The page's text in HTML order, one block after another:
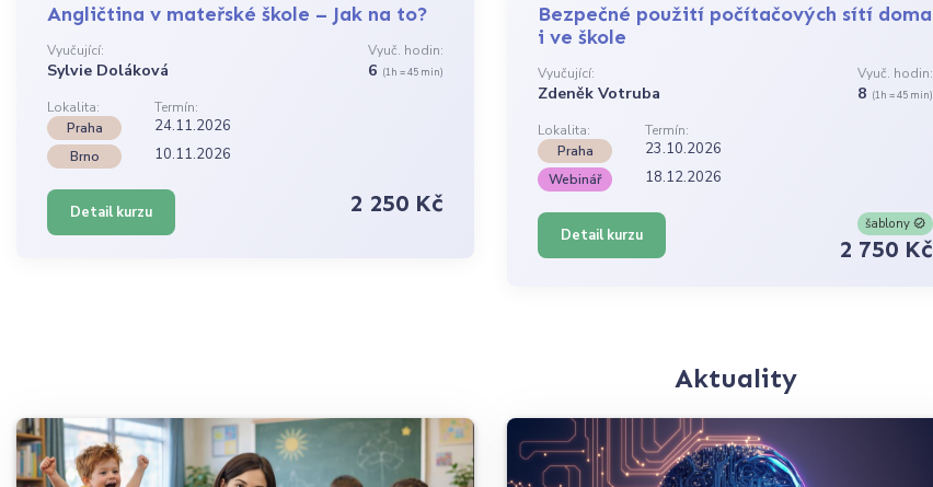
Angličtina v mateřské škole – Jak na to?
Vyučující:
Sylvie Doláková
Vyuč. hodin:
6 (1h = 45 min)
Lokalita:
Termín:
Praha
24.11.2026
Brno 10.11.2026
Detail kurzu 2 250 Kč
Bezpečné použití počítačových sítí doma
i ve škole
Vyučující:
Zdeněk Votruba
Vyuč. hodin:
8 (1h = 45 min)
Lokalita:
Termín:
Praha
23.10.2026
Webinář 18.12.2026
Detail kurzu
šablony
2 750 Kč
Aktuality